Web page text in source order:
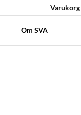
Varukorg
Om SVA